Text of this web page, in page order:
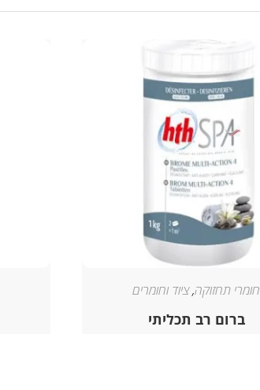
חומרי תחזוקה,ציוד וחומרים
ברום רב תכליתי